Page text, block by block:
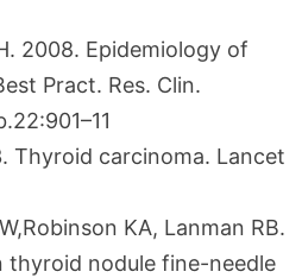
2008. Epidemiology of
Pract. Res. Clin.
Thyroid carcinoma. Lancet
KA, Lanman RB.
thyroid nodule fine-needle